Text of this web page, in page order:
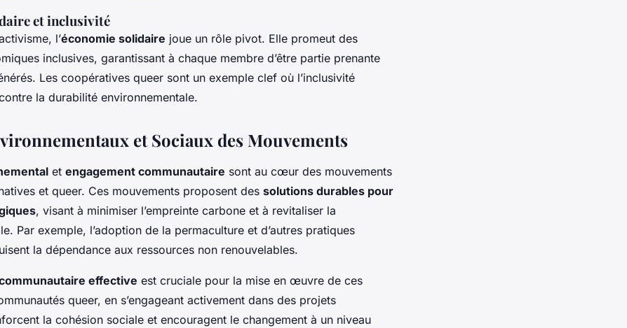
et inclusivité
l’économie solidaire joue un rôle pivot. Elle promeut des
inclusives, garantissant à chaque membre d’être partie prenante
Les coopératives queer sont un exemple clef où l’inclusivité
la durabilité environnementale.
et Sociaux des Mouvements
et engagement communautaire sont au cœur des mouvements
et queer. Ces mouvements proposent des solutions durables pour
, visant à minimiser l’empreinte carbone et à revitaliser la
Par exemple, l’adoption de la permaculture et d’autres pratiques
la dépendance aux ressources non renouvelables.
effective est cruciale pour la mise en œuvre de ces
queer, en s’engageant activement dans des projets
la cohésion sociale et encouragent le changement à un niveau